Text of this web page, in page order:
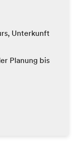
Unterkunft
Planung bis